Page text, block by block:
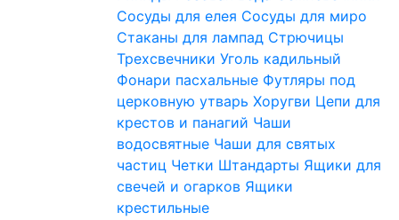
Сосуды для елея Сосуды для миро
Стаканы для лампад Стрючицы
Трехсвечники Уголь кадильный
Фонари пасхальные Футляры под
церковную утварь Хоругви Цепи для
крестов и панагий Чаши
водосвятные Чаши для святых
частиц Четки Штандарты Ящики для
свечей и огарков Ящики
крестильные